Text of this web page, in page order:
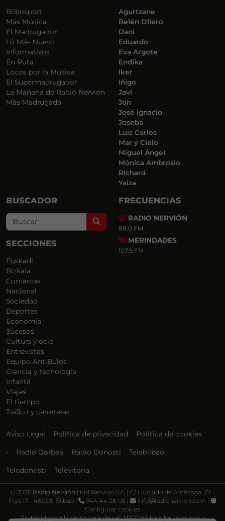
Bilbosport
Más Música
El Madrugador
Lo Más Nuevo
Informativos
En Ruta
Locos por la Música
El Supermadrugador
La Mañana de Radio Nervión
Más Madrugada
Agurtzane
Belén Ollero
Dani
Eduardo
Eva Argote
Endika
Iker
Iñigo
Javi
Jon
José Ignacio
Joseba
Luis Carlos
Mar y Cielo
Miguel Ángel
Mónica Ambrosio
Richard
Yaiza
BUSCADOR
Search
SECCIONES
Euskadi
Bizkaia
Comarcas
Nacional
Sociedad
Deportes
Economía
Sucesos
Cultura y ocio
Entrevistas
Equipo AntiBulos
Ciencia y tecnología
Infantil
Viajes
El tiempo
Tráfico y carreteras
FRECUENCIAS
RADIO NERVIÓN
88.0 FM
MERINDADES
107.9 FM
Aviso Legal Política de privacidad Política de cookies
• Radio Gorbea Radio Donosti Telebilbao
Teledonosti Televitoria
© 2026 Radio Nervión | FM Nervión S.A. | C/ Hurtado de Amézaga, 27 -
Piso 17 - 48008 Bilbao |
944 44 08 05 | info
radionervion.com |
Configurar cookies
Protegido con la tecnología de reCAPTCHA bajo los términos y